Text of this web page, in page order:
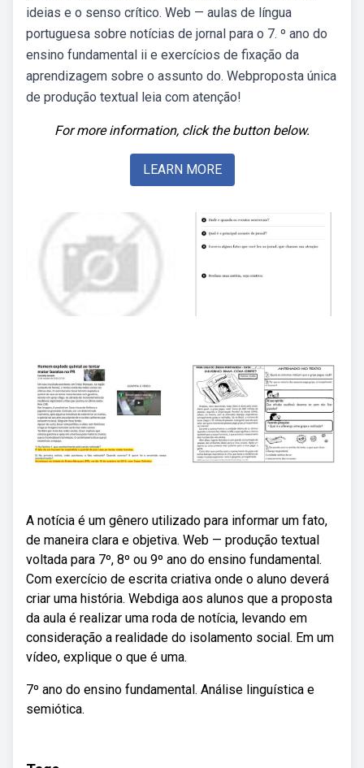
ideias e o senso crítico. Web — aulas de língua
portuguesa sobre notícias de jornal para o 7. º ano do
ensino fundamental ii e exercícios de fixação da
aprendizagem sobre o assunto do. Webproposta única
de produção textual leia com atenção!
For more information, click the button below.
LEARN MORE
A notícia é um gênero utilizado para informar um fato,
de maneira clara e objetiva. Web — produção textual
voltada para 7º, 8º ou 9º ano do ensino fundamental.
Com exercício de escrita criativa onde o aluno deverá
criar uma história. Webdiga aos alunos que a proposta
da aula é realizar uma roda de notícia, levando em
consideração a realidade do isolamento social. Em um
vídeo, explique o que é uma.
7º ano do ensino fundamental. Análise linguística e
semiótica.